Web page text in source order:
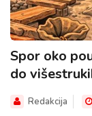
Spor oko
do
Redakcija